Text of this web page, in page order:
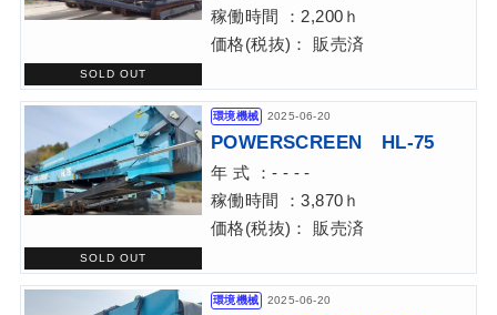
稼働時間 ：2,200ｈ
価格(税抜)： 販売済
POWERSCREEN HL-75
年 式 ：- - - -
稼働時間 ：3,870ｈ
価格(税抜)： 販売済
2025-06-20
環境機械
2025-06-20
環境機械